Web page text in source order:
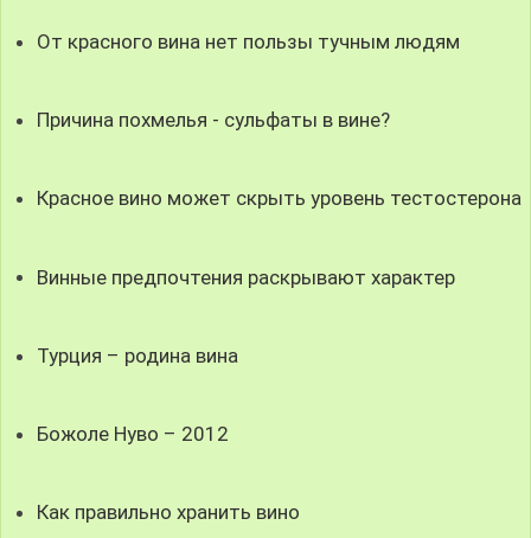
От красного вина нет пользы тучным людям
Причина похмелья - сульфаты в вине?
Красное вино может скрыть уровень тестостерона
Винные предпочтения раскрывают характер
Турция – родина вина
Божоле Нуво – 2012
Как правильно хранить вино